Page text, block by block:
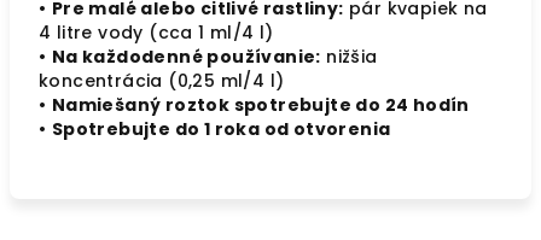
• Pre malé alebo citlivé rastliny: pár kvapiek na
4 litre vody (cca 1 ml/4 l)
• Na každodenné používanie: nižšia
koncentrácia (0,25 ml/4 l)
• Namiešaný roztok spotrebujte do 24 hodín
• Spotrebujte do 1 roka od otvorenia